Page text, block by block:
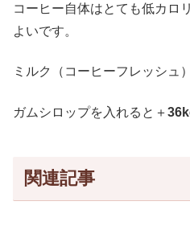
コーヒー自体はとても低カロ
よいです。
ミルク（コーヒーフレッシュ
ガムシロップを入れると＋
関連記事